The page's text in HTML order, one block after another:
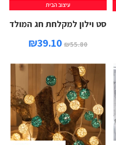
עיצוב הבית
סט וילון למקלחת חג המולד
₪55.80
₪39.10